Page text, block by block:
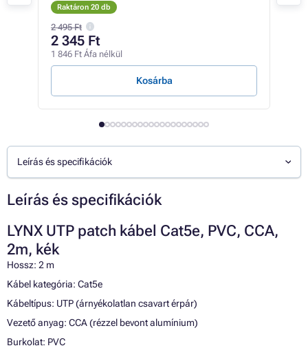
Raktáron 20 db
2 495 Ft
2 345 Ft
1 846 Ft Áfa nélkül
Kosárba
Leírás és specifikációk
Leírás és specifikációk
LYNX UTP patch kábel Cat5e, PVC, CCA,
2m, kék
Hossz: 2 m
Kábel kategória: Cat5e
Kábeltípus: UTP (árnyékolatlan csavart érpár)
Vezető anyag: CCA (rézzel bevont alumínium)
Burkolat: PVC